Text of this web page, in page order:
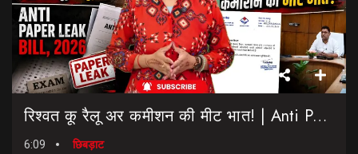
रिश्वत कू रैलू अर कमीशन की मीट भात! | Anti Paper Leak Bill 2026 | Saptahik Chhiprat
6:09 छिबड़ाट